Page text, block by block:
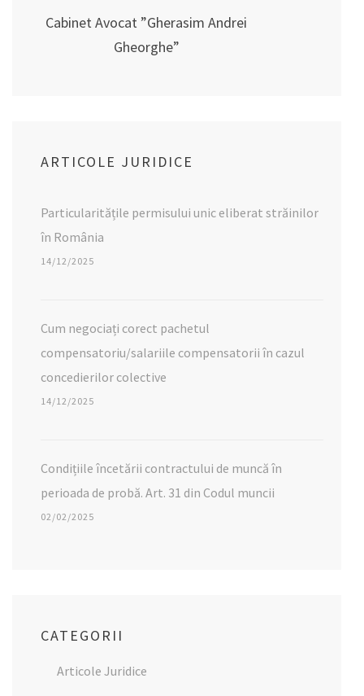
Cabinet Avocat ”Gherasim Andrei
Gheorghe”
ARTICOLE JURIDICE
Particularitățile permisului unic eliberat străinilor
în România
14/12/2025
Cum negociați corect pachetul
compensatoriu/salariile compensatorii în cazul
concedierilor colective
14/12/2025
Condițiile încetării contractului de muncă în
perioada de probă. Art. 31 din Codul muncii
02/02/2025
CATEGORII
Articole Juridice